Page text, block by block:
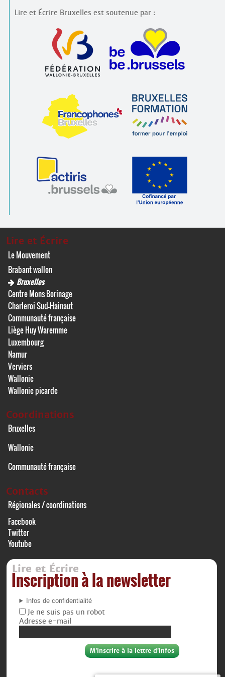
Lire et Écrire Bruxelles est soutenue par :
Lire et Écrire
Le Mouvement
Brabant wallon
Bruxelles
Centre Mons Borinage
Charleroi Sud-Hainaut
Communauté française
Liège Huy Waremme
Luxembourg
Namur
Verviers
Wallonie
Wallonie picarde
Coordinations
Bruxelles
Wallonie
Communauté française
Contacts
Régionales / coordinations
Facebook
Twitter
Youtube
Lire et Écrire
Inscription à la newsletter
Infos de confidentialité
Je ne suis pas un robot
Adresse e-mail